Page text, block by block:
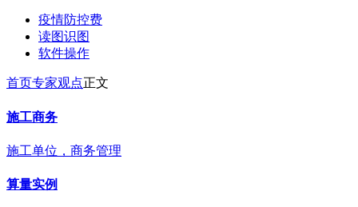
疫情防控费
读图识图
软件操作
首页专家观点正文
施工商务
施工单位，商务管理
算量实例